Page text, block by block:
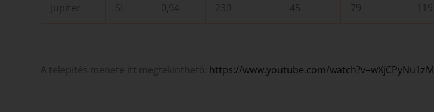
Jupiter SI 0,94 230 45 79 119
A telepítés menete itt megtekinthető: https://www.youtube.com/watch?v=wXjCPyNu1zM